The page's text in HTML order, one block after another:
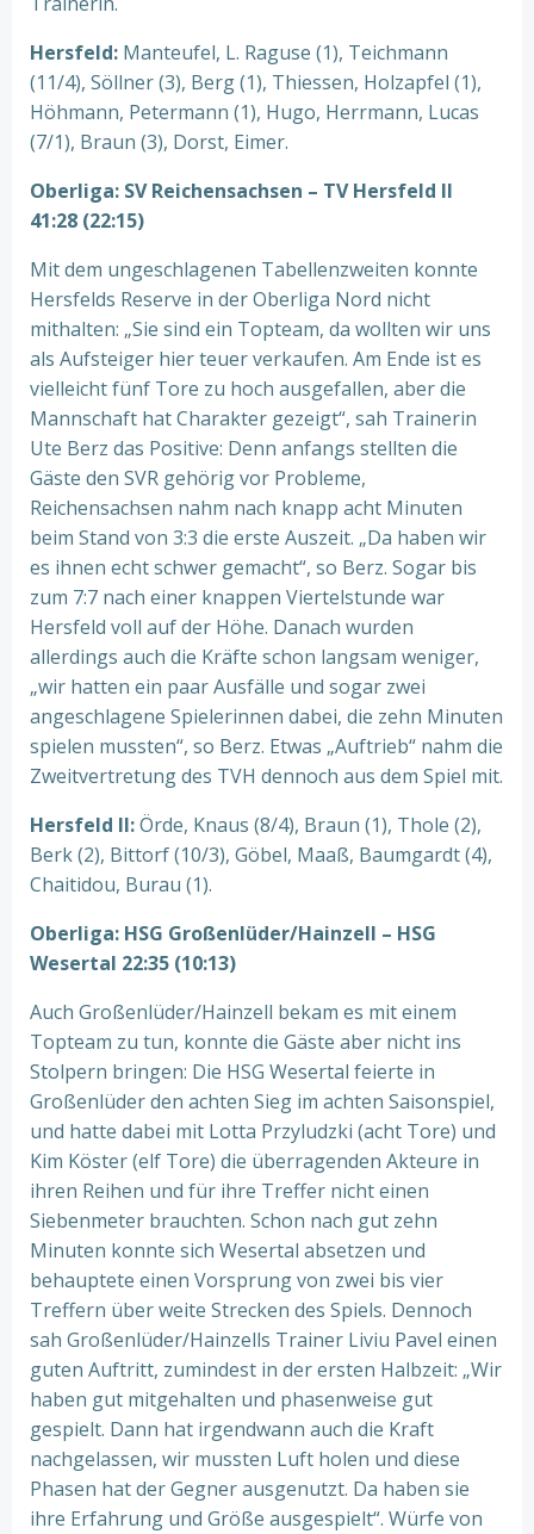
Hersfeld: Manteufel, L. Raguse (1), Teichmann
(11/4), Söllner (3), Berg (1), Thiessen, Holzapfel (1),
Höhmann, Petermann (1), Hugo, Herrmann, Lucas
(7/1), Braun (3), Dorst, Eimer.
Oberliga: SV Reichensachsen – TV Hersfeld II
41:28 (22:15)
Mit dem ungeschlagenen Tabellenzweiten konnte
Hersfelds Reserve in der Oberliga Nord nicht
mithalten: „Sie sind ein Topteam, da wollten wir uns
als Aufsteiger hier teuer verkaufen. Am Ende ist es
vielleicht fünf Tore zu hoch ausgefallen, aber die
Mannschaft hat Charakter gezeigt“, sah Trainerin
Ute Berz das Positive: Denn anfangs stellten die
Gäste den SVR gehörig vor Probleme,
Reichensachsen nahm nach knapp acht Minuten
beim Stand von 3:3 die erste Auszeit. „Da haben wir
es ihnen echt schwer gemacht“, so Berz. Sogar bis
zum 7:7 nach einer knappen Viertelstunde war
Hersfeld voll auf der Höhe. Danach wurden
allerdings auch die Kräfte schon langsam weniger,
„wir hatten ein paar Ausfälle und sogar zwei
angeschlagene Spielerinnen dabei, die zehn Minuten
spielen mussten“, so Berz. Etwas „Auftrieb“ nahm die
Zweitvertretung des TVH dennoch aus dem Spiel mit.
Hersfeld II:Örde, Knaus (8/4), Braun (1), Thole (2),
Berk (2), Bittorf (10/3), Göbel, Maaß, Baumgardt (4),
Chaitidou, Burau (1).
Oberliga: HSG Großenlüder/Hainzell – HSG
Wesertal 22:35 (10:13)
Auch Großenlüder/Hainzell bekam es mit einem
Topteam zu tun, konnte die Gäste aber nicht ins
Stolpern bringen: Die HSG Wesertal feierte in
Großenlüder den achten Sieg im achten Saisonspiel,
und hatte dabei mit Lotta Przyludzki (acht Tore) und
Kim Köster (elf Tore) die überragenden Akteure in
ihren Reihen und für ihre Treffer nicht einen
Siebenmeter brauchten. Schon nach gut zehn
Minuten konnte sich Wesertal absetzen und
behauptete einen Vorsprung von zwei bis vier
Treffern über weite Strecken des Spiels. Dennoch
sah Großenlüder/Hainzells Trainer Liviu Pavel einen
guten Auftritt, zumindest in der ersten Halbzeit: „Wir
haben gut mitgehalten und phasenweise gut
gespielt. Dann hat irgendwann auch die Kraft
nachgelassen, wir mussten Luft holen und diese
Phasen hat der Gegner ausgenutzt. Da haben sie
ihre Erfahrung und Größe ausgespielt“. Würfe von